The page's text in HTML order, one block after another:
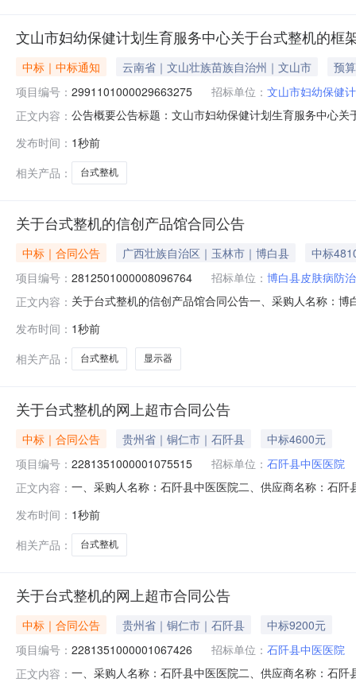
文山市妇幼保健计划生育服务中心关于台式整机的框
中标｜中标通知 云南省｜文山壮族苗族自治州｜文山市
预
项目编号： 2991101000029663275 招标单位： 文山市妇幼保健
正文内容： 公告概要公告标题：文山市妇幼保健计划生育服务中心
务中心关于台式整机的框架协议采购项目项目编号：
发布时间： 1秒前
相关产品：
台式整机
关于台式整机的信创产品馆合同公告
中标｜合同公告 广西壮族自治区｜玉林市｜博白县
中标
项目编号： 2812501000008096764 招标单位： 博白县皮肤病防
正文内容： 关于台式整机的信创产品馆合同公告一、采购人名称：
M9008GB+256GB+1TB）带光驱/配23.8英寸显示器数
发布时间： 1秒前
相关产品：
台式整机 显示器
关于台式整机的网上超市合同公告
中标｜合同公告 贵州省｜铜仁市｜石阡县
中标4600元
项目编号： 2281351000001075515 招标单位： 石阡县中医医院
正文内容： 一、采购人名称：石阡县中医医院二、供应商名称：石
1.0046004600服务要求或标的基本概况：七、其它事项
发布时间： 1秒前
相关产品：
台式整机
关于台式整机的网上超市合同公告
中标｜合同公告 贵州省｜铜仁市｜石阡县
中标9200元
项目编号： 2281351000001067426 招标单位： 石阡县中医医院
正文内容： 一、采购人名称：石阡县中医医院二、供应商名称：石